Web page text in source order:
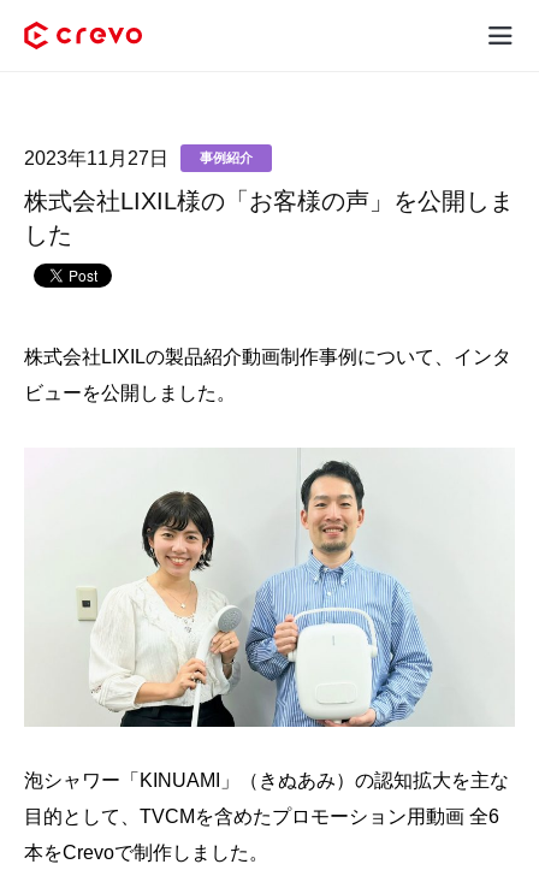
採用コンテンツ制作
サービス
制作実績
料金
採用情報
- 動画に関するご相談はこちら -
資料ダウンロード
株式会社LIXIL様の「お客様の声」を公開しま
した
事例紹介
2023年11月27日
株式会社LIXILの製品紹介動画制作事例について、インタ
ビューを公開しました。
泡シャワー「KINUAMI」（きぬあみ）の認知拡大を主な
目的として、TVCMを含めたプロモーション用動画 全6
本をCrevoで制作しました。